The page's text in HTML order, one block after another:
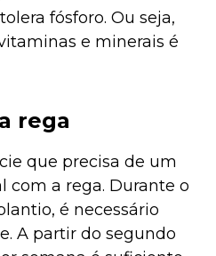
fósforo. Ou seja,
e minerais é
rega
que precisa de um
com a rega. Durante o
é necessário
A partir do segundo